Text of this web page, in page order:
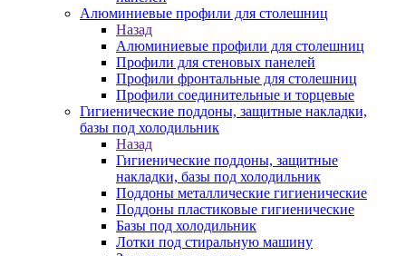
Алюминиевые профили для столешниц
Назад
Алюминиевые профили для столешниц
Профили для стеновых панелей
Профили фронтальные для столешниц
Профили соединительные и торцевые
Гигиенические поддоны, защитные накладки,
базы под холодильник
Назад
Гигиенические поддоны, защитные
накладки, базы под холодильник
Поддоны металлические гигиенические
Поддоны пластиковые гигиенические
Базы под холодильник
Лотки под стиральную машину